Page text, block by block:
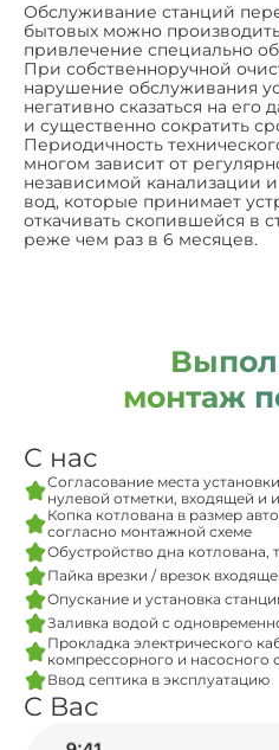
Обслуживание станций
бытовых можно
привлечение специально
При собственноручной
нарушение обслуживания
негативно сказаться на
и существенно сократить
Периодичность
многом зависит от
независимой канализации
вод, которые принимает
откачивать скопившейся в
реже чем раз в 6 месяцев.
монтаж
С нас
Согласование места
нулевой отметки, входящей и
Копка котлована в размер
согласно монтажной схеме
Обустройство дна котлована,
Пайка врезки / врезок
Опускание и установка
Заливка водой с
Прокладка электрического
компрессорного и насосного
Ввод септика в эксплуатацию
С Вас